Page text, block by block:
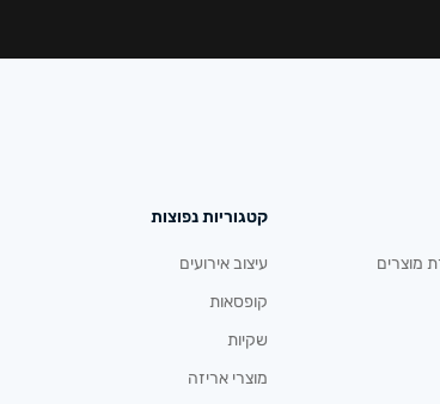
מוצרים
קטגוריות נפוצות
עיצוב אירועים
קופסאות
שקיות
מוצרי אריזה